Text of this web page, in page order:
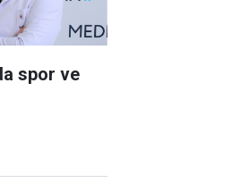
spor ve